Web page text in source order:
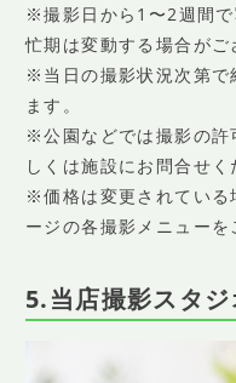
※撮影日から1〜2週間
忙期は変動する場合がご
※当日の撮影状況次第で
ます。
※公園などでは撮影の許
しくは施設にお問合せく
※価格は変更されている
ージの各撮影メニューを
5.当店撮影スタ